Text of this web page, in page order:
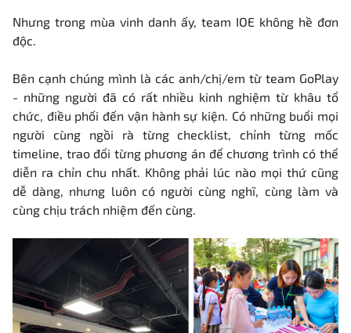
Nhưng trong mùa vinh danh ấy, team IOE không hề đơn
độc.
Bên cạnh chúng mình là các anh/chị/em từ team GoPlay
- những người đã có rất nhiều kinh nghiệm từ khâu tổ
chức, điều phối đến vận hành sự kiện. Có những buổi mọi
người cùng ngồi rà từng checklist, chỉnh từng mốc
timeline, trao đổi từng phương án để chương trình có thể
diễn ra chỉn chu nhất. Không phải lúc nào mọi thứ cũng
dễ dàng, nhưng luôn có người cùng nghĩ, cùng làm và
cùng chịu trách nhiệm đến cùng.